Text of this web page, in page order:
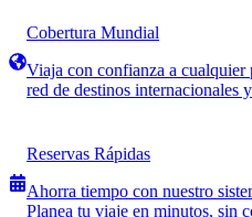
Cobertura Mundial
Viaja con confianza a cualquier
red de destinos internacionales
Reservas Rápidas
Ahorra tiempo con nuestro
Planea tu viaje en minutos, sin